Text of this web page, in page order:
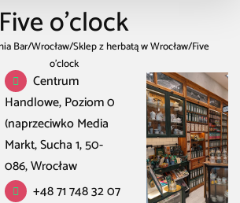
Five o’clock
Bar/Wrocław/Sklep z herbatą w Wrocław/Five
o’clock
Centrum
Handlowe, Poziom 0
(naprzeciwko Media
Markt, Sucha 1, 50-
086, Wrocław
+48 71 748 32 07